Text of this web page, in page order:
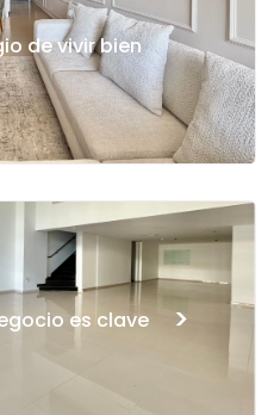
de vivir bien
es clave >